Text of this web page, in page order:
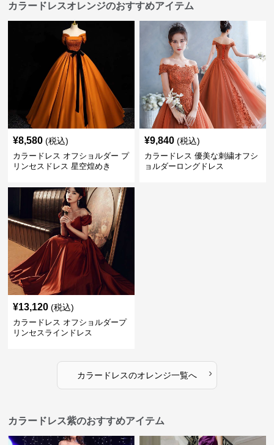
カラードレスオレンジのおすすめアイテム
¥8,580 (税込)
カラードレス オフショルダー プ
リンセスドレス 星空煌めき
¥9,840 (税込)
カラードレス 優美な刺繍オフシ
ョルダーロングドレス
¥13,120 (税込)
カラードレス オフショルダープ
リンセスラインドレス
カラードレスのオレンジ一覧へ ›
カラードレス紫のおすすめアイテム